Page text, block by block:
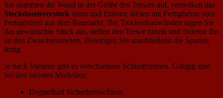
Sie stemmen die Wand in der Größe des Tresors auf, versenken das
Steckdosenversteck darin und fixieren diesen mit Fertigbeton oder
Fertigmörtel aus dem Baumarkt. Bei Trockenbauwänden sägen Sie
das gewünschte Stück aus, stellen den Tresor hinein und fixieren ihn
an den Zwischenstreben. Beseitigen Sie anschließend die Spuren,
fertig.
Je nach Variante gibt es verschiedene Schließformen. Gängig sind
bei den meisten Modellen:
Doppelbart Sicherheitsschloss